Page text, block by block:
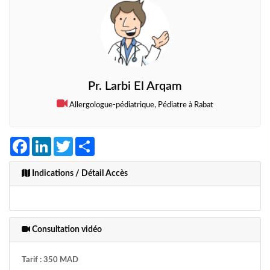
Pr. Larbi El Arqam
Allergologue-pédiatrique, Pédiatre à Rabat
FacebookLinkedInTwitter
Indications / Détail Accès
Consultation vidéo
Tarif : 350 MAD